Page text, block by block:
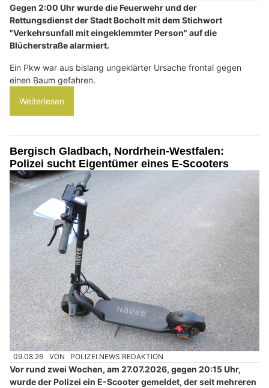
Gegen 2:00 Uhr wurde die Feuerwehr und der
Rettungsdienst der Stadt Bocholt mit dem Stichwort
"Verkehrsunfall mit eingeklemmter Person" auf die
Blücherstraße alarmiert.
Ein Pkw war aus bislang ungeklärter Ursache frontal gegen
einen Baum gefahren.
Weiterlesen
Bergisch Gladbach, Nordrhein-Westfalen:
Polizei sucht Eigentümer eines E-Scooters
09.08.26 VON POLIZEI.NEWS REDAKTION
Vor rund zwei Wochen, am 27.07.2026, gegen 20:15 Uhr,
wurde der Polizei ein E-Scooter gemeldet, der seit mehreren